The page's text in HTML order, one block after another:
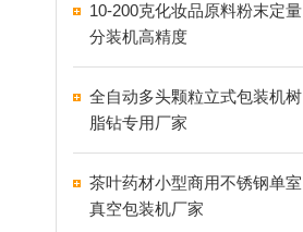
10-200克化妆品原料粉末定量
分装机高精度
全自动多头颗粒立式包装机树
脂钻专用厂家
茶叶药材小型商用不锈钢单室
真空包装机厂家